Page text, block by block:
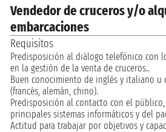
Vendedor de cruceros y/o
embarcaciones
Requisitos
Predisposición al diálogo telefónico con
en la gestión de la venta de cruceros..
Buen conocimiento de inglés y italiano
(francés, alemán, chino).
Predisposición al contacto con el
principales sistemas informáticos y del
Actitud para trabajar por objetivos y